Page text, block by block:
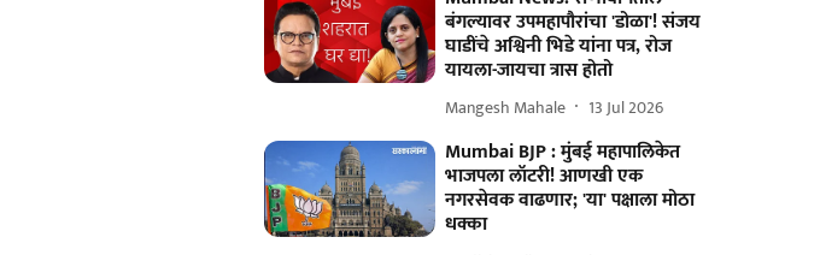
बंगल्यावर उपमहापौरांचा 'डोळा'! संजय
घाडींचे अश्विनी भिडे यांना पत्र, रोज
यायला-जायचा त्रास होतो
Mangesh Mahale 13 Jul 2026
Mumbai BJP : मुंबई महापालिकेत
भाजपला लॉटरी! आणखी एक
नगरसेवक वाढणार; 'या' पक्षाला मोठा
धक्का